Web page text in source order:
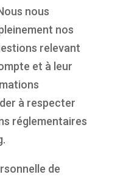
nous
nos
relevant
et à leur
à respecter
réglementaires
de